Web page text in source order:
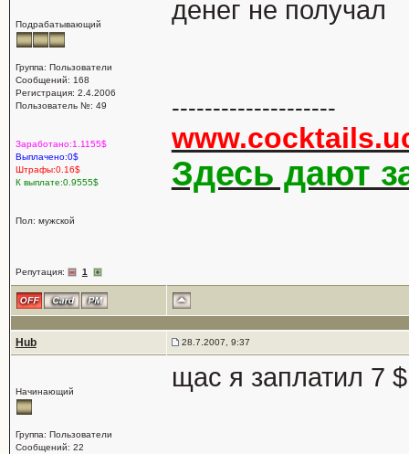
Подрабатывающий
Группа: Пользователи
Сообщений: 168
Регистрация: 2.4.2006
Пользователь №: 49
Заработано:1.1155$
Выплачено:0$
Штрафы:0.16$
К выплате:0.9555$
Пол: мужской
Репутация: 1
денег не получал
--------------------
Здесь дают
Hub 28.7.2007, 9:37
Начинающий
Группа: Пользователи
Сообщений: 22
щас я заплатил 7